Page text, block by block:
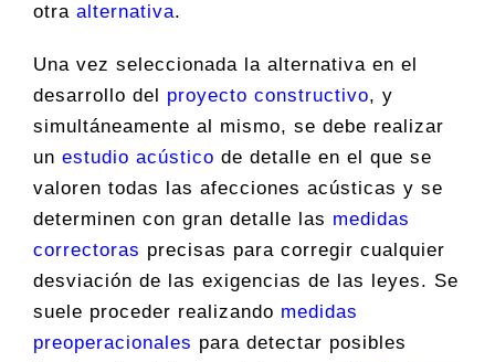
otra alternativa.
Una vez seleccionada la alternativa en el
desarrollo del proyecto constructivo, y
simultáneamente al mismo, se debe realizar
un estudio acústico de detalle en el que se
valoren todas las afecciones acústicas y se
determinen con gran detalle las medidas
correctoras precisas para corregir cualquier
desviación de las exigencias de las leyes. Se
suele proceder realizando medidas
preoperacionales para detectar posibles